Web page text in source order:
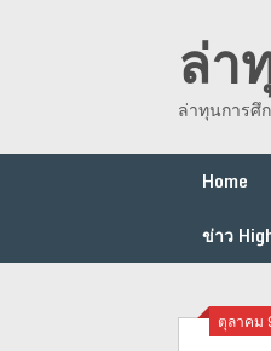
ล่า
ล่าทุนการศึ
Home
ข่าว
ตุลาคม